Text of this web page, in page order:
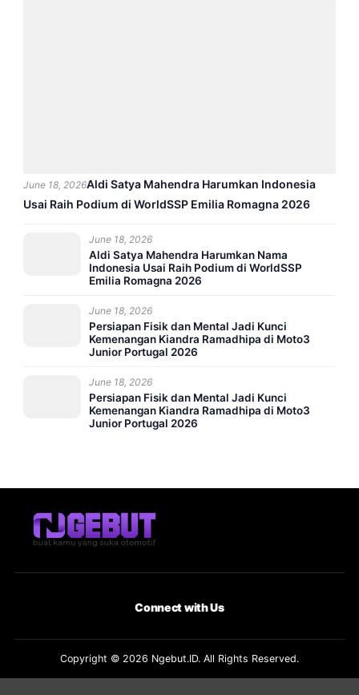
June 18, 2026Aldi Satya Mahendra Harumkan Indonesia
Usai Raih Podium di WorldSSP Emilia Romagna 2026
June 18, 2026
Aldi Satya Mahendra Harumkan Nama
Indonesia Usai Raih Podium di WorldSSP
Emilia Romagna 2026
June 18, 2026
Persiapan Fisik dan Mental Jadi Kunci
Kemenangan Kiandra Ramadhipa di Moto3
Junior Portugal 2026
June 18, 2026
Persiapan Fisik dan Mental Jadi Kunci
Kemenangan Kiandra Ramadhipa di Moto3
Junior Portugal 2026
Connect with Us
Copyright © 2026 Ngebut.ID. All Rights Reserved.